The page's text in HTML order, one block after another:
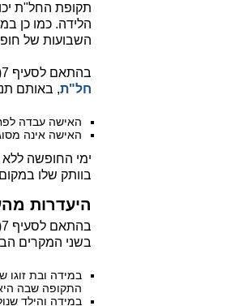
תקופת החל"ת
השבועות של
בהתאם לסעיף 7(ד1) לחוק עבודת נשים גם הגבר רשאי להאריך את חופשת הלידה שלו ולקחת
חל"ת, באותם
האישה עבדה
האישה אינה
ימי החופשה ללא
בוותק שלו
היעדרות
בשני המקרים
התקופה שבה
במידה והילד